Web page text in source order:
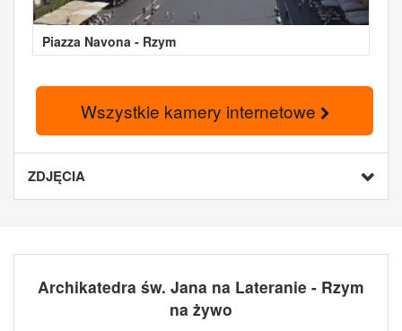
Piazza Navona - Rzym
Wszystkie kamery internetowe
ZDJĘCIA
Archikatedra św. Jana na Lateranie - Rzym
na żywo